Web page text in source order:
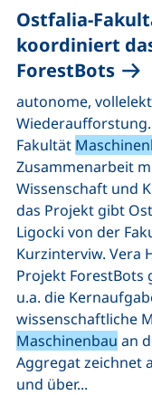
Ostfalia-
koordiniert
ForestBots
autonome,
Fakultät
Zusammenarbeit
Wissenschaft und
das Projekt gibt
Ligocki von der
Kurzinterviw. Vera
Projekt ForestBots
u.a. die
wissenschaftliche
Maschinenbau an
Aggregat zeichnet
und über...